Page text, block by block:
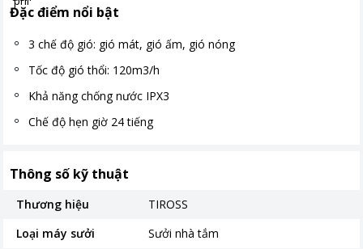
Đặc điểm nổi bật
3 chế độ gió: gió mát, gió ấm, gió nóng
Tốc độ gió thổi: 120m3/h
Khả năng chống nước IPX3
Chế độ hẹn giờ 24 tiếng
Thông số kỹ thuật
Thương hiệu
TIROSS
Loại máy sưởi
Sưởi nhà tắm